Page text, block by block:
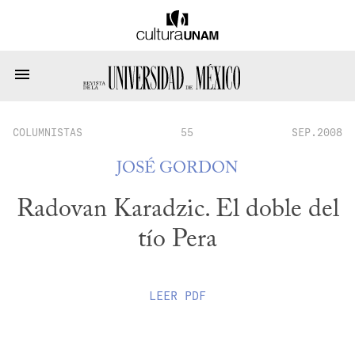
COLUMNISTAS 55 SEP.2008
JOSÉ GORDON
Radovan Karadzic. El doble del
tío Pera
LEER PDF